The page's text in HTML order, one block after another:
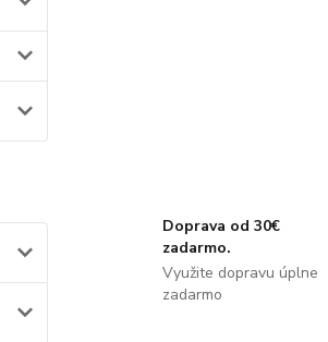
Doprava od 30€
zadarmo.
Využite dopravu úplne
zadarmo